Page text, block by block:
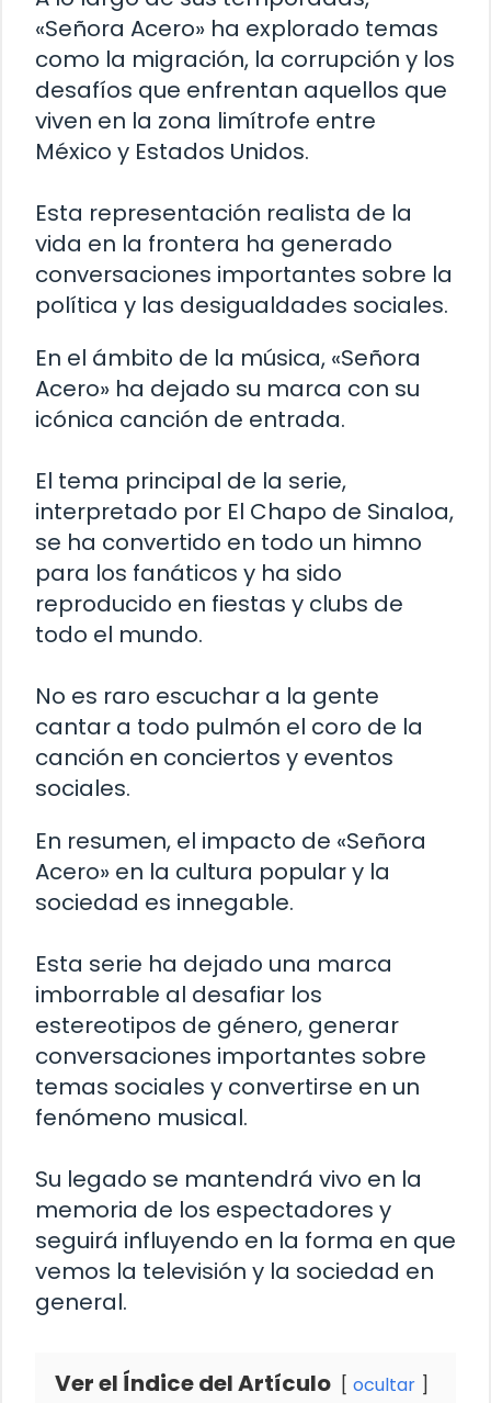
«Señora Acero» ha explorado temas
como la migración, la corrupción y los
desafíos que enfrentan aquellos que
viven en la zona limítrofe entre
México y Estados Unidos.
Esta representación realista de la
vida en la frontera ha generado
conversaciones importantes sobre la
política y las desigualdades sociales.
En el ámbito de la música, «Señora
Acero» ha dejado su marca con su
icónica canción de entrada.
El tema principal de la serie,
interpretado por El Chapo de Sinaloa,
se ha convertido en todo un himno
para los fanáticos y ha sido
reproducido en fiestas y clubs de
todo el mundo.
No es raro escuchar a la gente
cantar a todo pulmón el coro de la
canción en conciertos y eventos
sociales.
En resumen, el impacto de «Señora
Acero» en la cultura popular y la
sociedad es innegable.
Esta serie ha dejado una marca
imborrable al desafiar los
estereotipos de género, generar
conversaciones importantes sobre
temas sociales y convertirse en un
fenómeno musical.
Su legado se mantendrá vivo en la
memoria de los espectadores y
seguirá influyendo en la forma en que
vemos la televisión y la sociedad en
general.
Ver el Índice del Artículo ocultar